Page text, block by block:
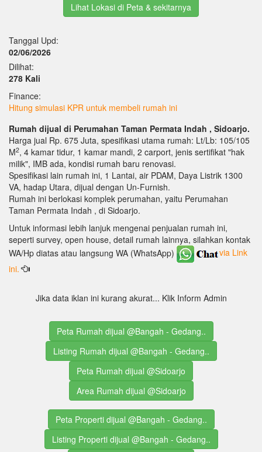
Lihat Lokasi di Peta & sekitarnya
Tanggal Upd:
02/06/2026
Dilihat:
278 Kali
Finance:
Hitung simulasi KPR untuk membeli rumah ini
Rumah dijual di Perumahan Taman Permata Indah , Sidoarjo.
Harga jual Rp. 675 Juta, spesifikasi utama rumah: Lt/Lb: 105/105
M2, 4 kamar tidur, 1 kamar mandi, 2 carport, jenis sertifikat "hak
milik", IMB ada, kondisi rumah baru renovasi.
Spesifikasi lain rumah ini, 1 Lantai, air PDAM, Daya Listrik 1300
VA, hadap Utara, dijual dengan Un-Furnish.
Rumah ini berlokasi komplek perumahan, yaitu Perumahan
Taman Permata Indah , di Sidoarjo.
Untuk informasi lebih lanjuk mengenai penjualan rumah ini,
seperti survey, open house, detail rumah lainnya, silahkan kontak
WA/Hp diatas atau langsung WA (WhatsApp)
via Link
ini.
Jika data iklan ini kurang akurat... Klik Inform Admin
Peta Rumah dijual @Bangah - Gedang..
Listing Rumah dijual @Bangah - Gedang..
Peta Rumah dijual @Sidoarjo
Area Rumah dijual @Sidoarjo
Peta Properti dijual @Bangah - Gedang..
Listing Properti dijual @Bangah - Gedang..